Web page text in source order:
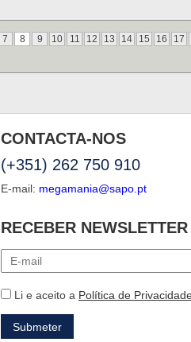
7 8 9 10 11 12 13 14 15 16 17
CONTACTA-NOS
(+351) 262 750 910
E-mail: megamania@sapo.pt
RECEBER NEWSLETTER
Li e aceito a Política de